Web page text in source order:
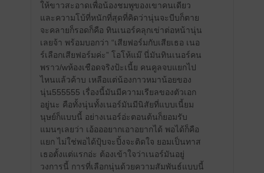
ให้ขาวสะอาดเพื่อน้องชมพูของเขาคนเดียว
และความโบ้ที่หนักที่สุดที่คิดว่านุ่นจะบีบก็ตาย
จะคลายก็รอดก็คือ ทินเนอร์คลุกเข่าต่อหน้านุ่น
เลยจ้า พร้อมบอกว่า “เสียฟอร์มกับเสียเธอ เนอ
ร์เลือกเสียฟอร์มค่ะ” โอโห้แม๊ นี่มันทินเนอร์คน
พราว/wห้องเชือดจริงป้ะเนี้ย คนคูลจบแยกไป
ไหนแล้วค้าบ เหลือแต่น้องกาวหมาน้อยของ
นุ่น555555 เรื่องนี้มันมีความเรียลของตัวเอก
อยู่นะ คือทั้งนุ่นทั้งเนอร์มันมีนิสัยที่แบบเนี้ยม
นุษย์ก็แบบนี้ อย่างเนอร์อ่ะตอนต้นก็ยอมรับ
แมนๆเลยว่า เอ้อออยากเอาอยากได้ พอได้ก็คือ
แยก ไม่ใช่พอได้ปุ้บจะปิ้งจะติดใจ ยอมเป็นทาส
เธอตั้งแต่แรกอ่ะ ต้องเข้าใจว่าเนอร์มันอยู่
วงการนี้ การที่เลือกนุ่นด้วยความสัมพันธ์แบบนี้